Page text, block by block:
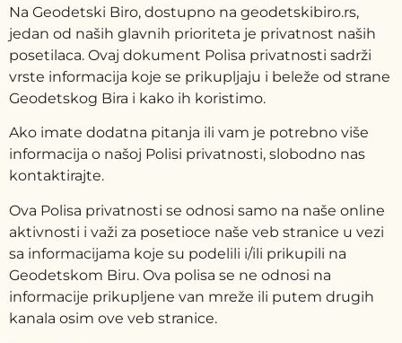
Na Geodetski Biro, dostupno na geodetskibiro.rs,
jedan od naših glavnih prioriteta je privatnost naših
posetilaca. Ovaj dokument Polisa privatnosti sadrži
vrste informacija koje se prikupljaju i beleže od strane
Geodetskog Bira i kako ih koristimo.
Ako imate dodatna pitanja ili vam je potrebno više
informacija o našoj Polisi privatnosti, slobodno nas
kontaktirajte.
Ova Polisa privatnosti se odnosi samo na naše online
aktivnosti i važi za posetioce naše veb stranice u vezi
sa informacijama koje su podelili i/ili prikupili na
Geodetskom Biru. Ova polisa se ne odnosi na
informacije prikupljene van mreže ili putem drugih
kanala osim ove veb stranice.